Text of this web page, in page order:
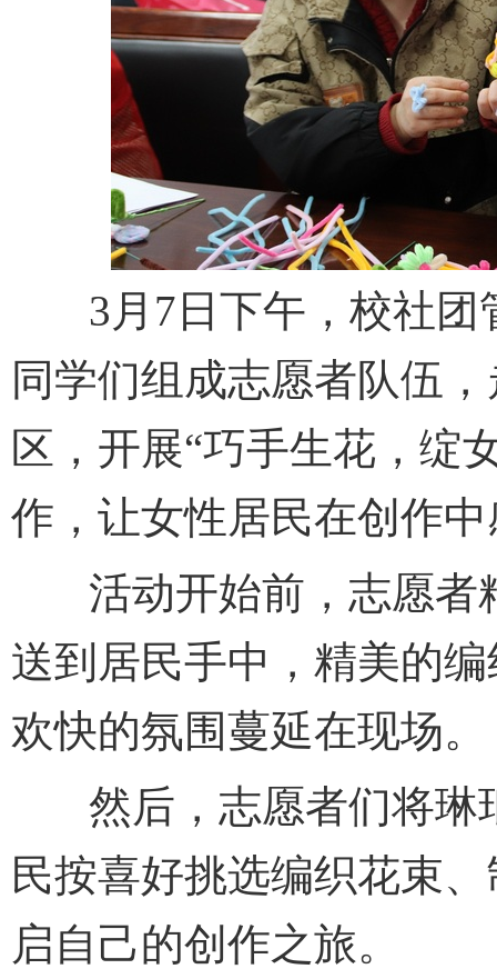
3月7日下午，校社团
同学们组成志愿者队伍
区，开展“巧手生花，绽
作，让女性居民在创作
活动开始前，志愿者
送到居民手中，精美的
欢快的氛围蔓延在现场。
然后，志愿者们将琳
民按喜好挑选编织花束
启自己的创作之旅。